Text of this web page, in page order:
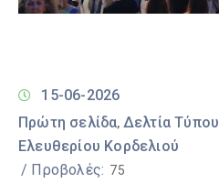
15-06-2026
Πρώτη σελίδα‚ Δελτία Τύπου
Ελευθερίου Κορδελιού
/ Προβολές: 75